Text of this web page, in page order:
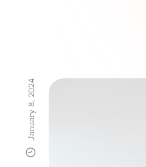
January 8, 2024